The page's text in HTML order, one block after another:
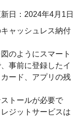
日：2024年4月1日
ャッシュレス納付
のようにスマート
事前に登録したイ
ード、アプリの残
トールが必要で
ジットサービスは